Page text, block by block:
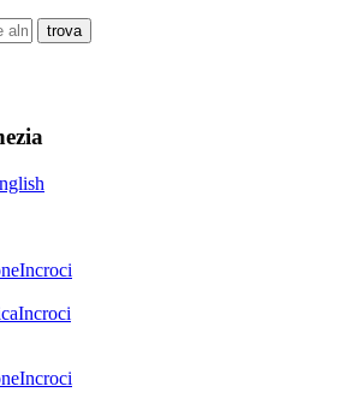
Incroci
Incroci
Incroci